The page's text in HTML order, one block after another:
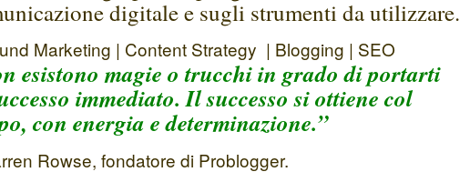
digitale e sugli strumenti da utilizzare.
Marketing | Content Strategy | Blogging | SEO
esistono magie o trucchi in grado di portarti
immediato. Il successo si ottiene col
con energia e determinazione.”
Rowse, fondatore di Problogger.